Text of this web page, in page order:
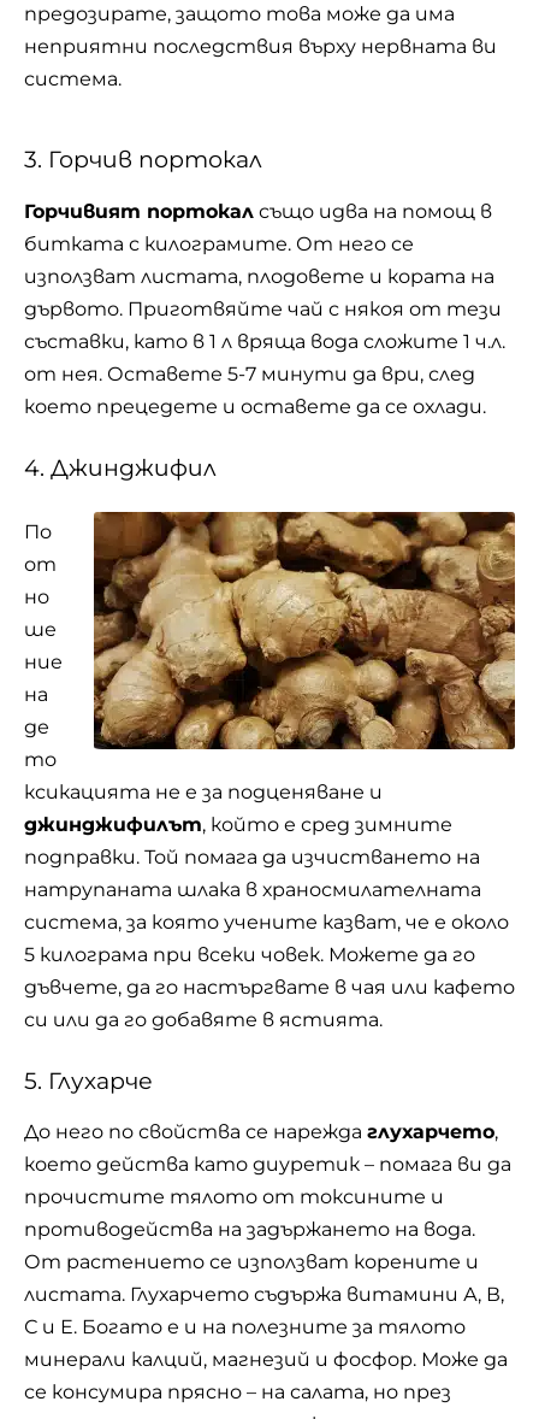
предозирате, защото това може да има
неприятни последствия върху нервната ви
система.
3. Горчив портокал
Горчивият портокал също идва на помощ в
битката с килограмите. От него се
използват листата, плодовете и кората на
дървото. Приготвяйте чай с някоя от тези
съставки, като в 1 л вряща вода сложите 1 ч.л.
от нея. Оставете 5-7 минути да ври, след
което прецедете и оставете да се охлади.
4. Джинджифил
По
от
но
ше
ние
на
де
то
ксикацията не е за подценяване и
джинджифилът, който е сред зимните
подправки. Той помага да изчистването на
натрупаната шлака в храносмилателната
система, за която учените казват, че е около
5 килограма при всеки човек. Можете да го
дъвчете, да го настъргвате в чая или кафето
си или да го добавяте в ястията.
5. Глухарче
До него по свойства се нарежда глухарчето,
което действа като диуретик – помага ви да
прочистите тялото от токсините и
противодейства на задържането на вода.
От растението се използват корените и
листата. Глухарчето съдържа витамини А, В,
С и Е. Богато е и на полезните за тялото
минерали калций, магнезий и фосфор. Може да
се консумира прясно – на салата, но през